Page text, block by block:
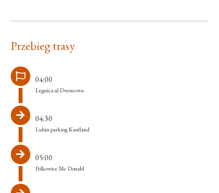
Przebieg trasy
04:00
Legnica ul Dworcowa
04:30
Lubin parking Kaufland
05:00
Polkowice Mc Donald